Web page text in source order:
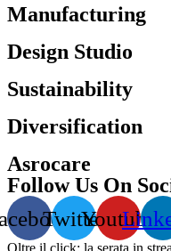
Manufacturing
Design Studio
Sustainability
Diversification
Asrocare
Follow Us On
TwitterYoutube
Oltre il click: la serata in